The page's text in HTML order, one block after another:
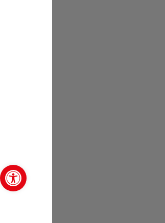
Open toolbar